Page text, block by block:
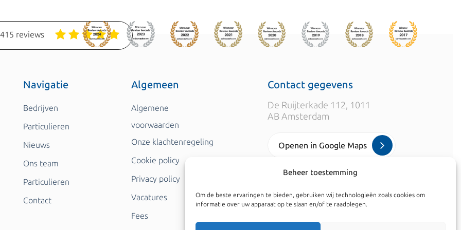
Beheer toestemming
Om de beste ervaringen te bieden, gebruiken wij technologieën zoals cookies om
informatie over uw apparaat op te slaan en/of te raadplegen.
reviews
Navigatie
Bedrijven
Particulieren
Nieuws
Ons team
Particulieren
Contact
Algemeen
Algemene
voorwaarden
Onze klachtenregeling
Cookie policy
Privacy policy
Vacatures
Fees
Contact gegevens
De Ruijterkade 112, 1011
AB Amsterdam
Openen in Google Maps
+31 20 520 7050